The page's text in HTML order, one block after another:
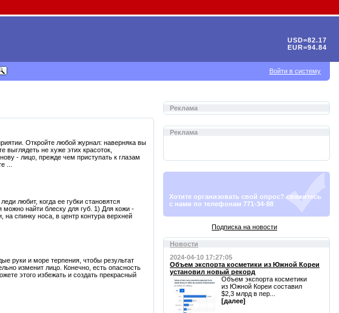
Откройте любой журнал: наверняка вы
не хуже этих красоток,
- лицо, прежде чем приступать к глазам
...
любит, когда ее губки становятся
найти блеску для губ. 1) Для кожи -
на спинку носа, в центр контура верхней
руки и море терпения, чтобы результат
изменит лицо. Конечно, есть опасность
этого избежать и создать прекрасный
Реклама
Реклама
Хотите организовать свой опрос? свяжитесь
с нами по телефонам 771-34-88
Подписка на новости
Новости
2024-04-10 17:27:05
Объем экспорта косметики из Южной Кореи
установил новый рекорд
Объем экспорта косметики
из Южной Кореи составил
$2,3 млрд в пер...
[далее]
USD=82.17
EUR=94.84
Войти в систему